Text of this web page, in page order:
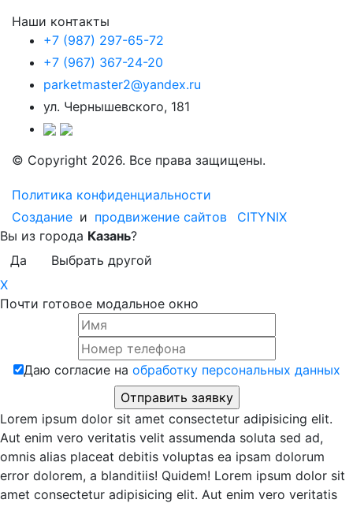
Наши контакты
+7 (987) 297-65-72
+7 (967) 367-24-20
parketmaster2@yandex.ru
ул. Чернышевского, 181
© Copyright 2026. Все права защищены.
Политика конфиденциальности
Создание и продвижение сайтов
CITYNIX
Вы из города Казань?
Да
Выбрать другой
X
Почти готовое модальное окно
Даю согласие на обработку персональных данных
Lorem ipsum dolor sit amet consectetur adipisicing elit.
Aut enim vero veritatis velit assumenda soluta sed ad,
omnis alias placeat debitis voluptas ea ipsam dolorum
error dolorem, a blanditiis! Quidem! Lorem ipsum dolor sit
amet consectetur adipisicing elit. Aut enim vero veritatis